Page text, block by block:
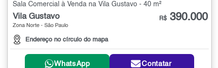
Sala Comercial à Venda na Vila Gustavo - 40 m²
Vila Gustavo
Zona Norte - São Paulo
Endereço no círculo do mapa
R$ 390.000
WhatsApp Contatar